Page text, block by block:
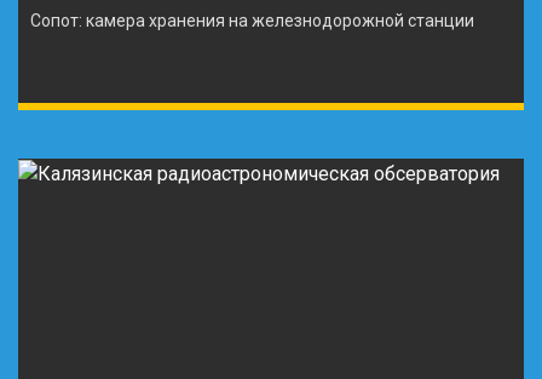
Сопот: камера хранения на железнодорожной станции